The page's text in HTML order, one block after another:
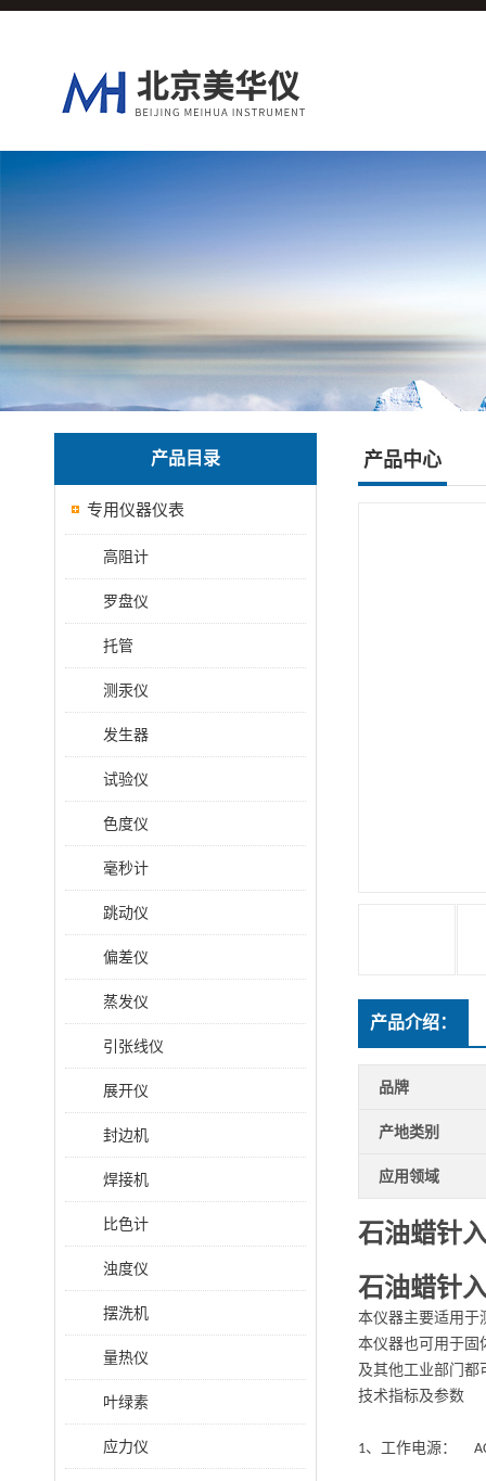
产品目录
专用仪器仪表
高阻计
罗盘仪
托管
测汞仪
发生器
试验仪
色度仪
毫秒计
跳动仪
偏差仪
蒸发仪
引张线仪
展开仪
封边机
焊接机
比色计
浊度仪
摆洗机
量热仪
叶绿素
应力仪
产品中心
产品介绍：
品牌
产地类别
应用领域
石油蜡针
石油蜡针
本仪器主要适用于
本仪器也可用于固
及其他工业部门都
技术指标及参数
1、工作电源：